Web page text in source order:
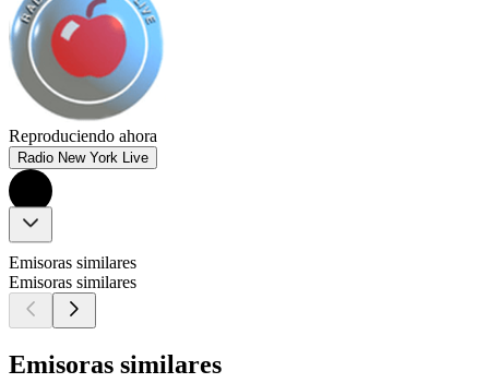
Reproduciendo ahora
Radio New York Live
Emisoras similares
Emisoras similares
Emisoras similares